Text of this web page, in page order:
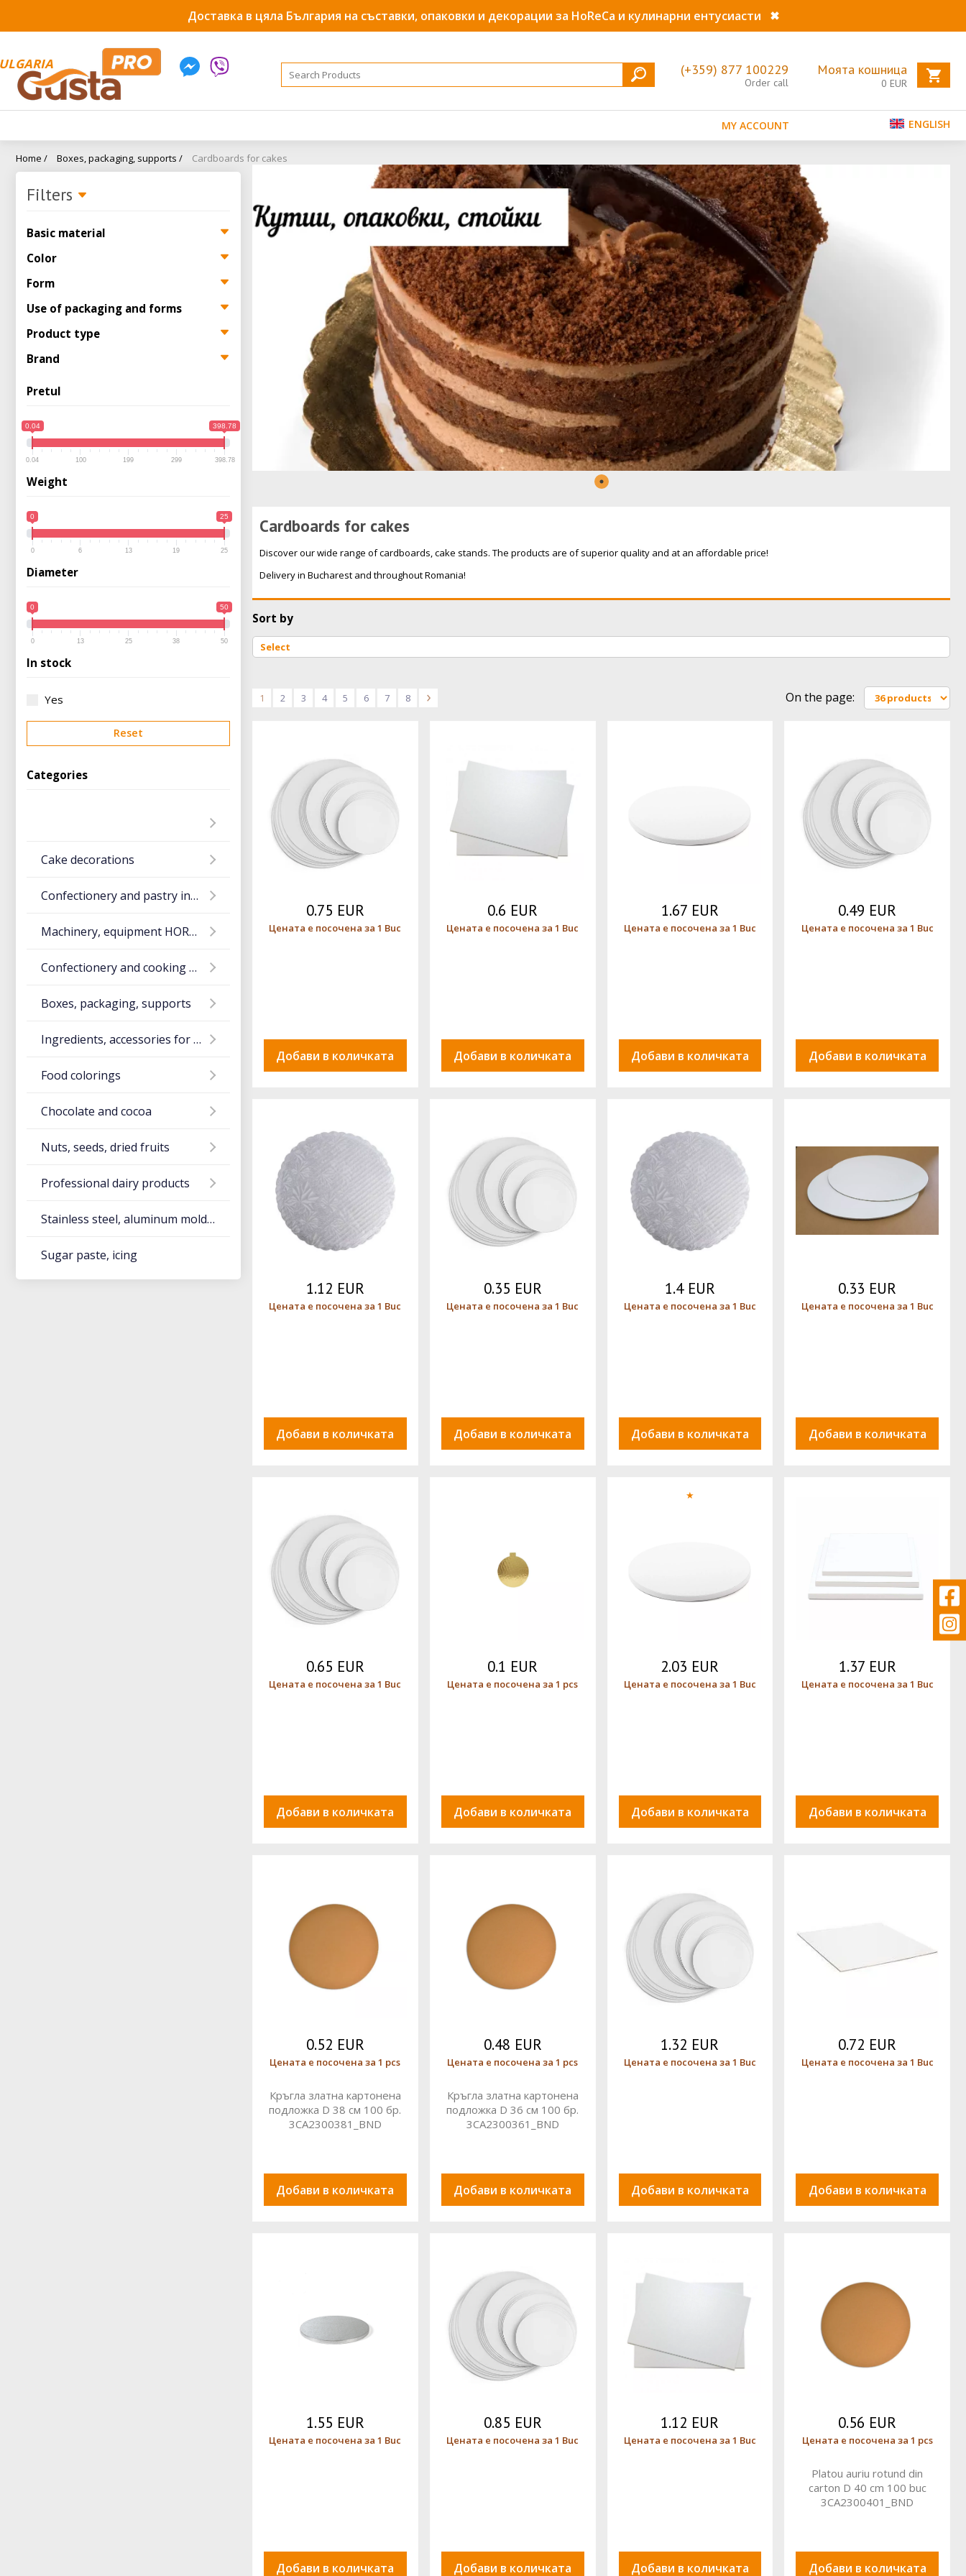
Доставка в цяла България на съставки, опаковки и декорации за HoReCa и кулинарни ентусиасти ✖
Моята кошница
0 EUR
(+359) 877 100229
Order call
MY ACCOUNT ENGLISH
Home / Boxes, packaging, supports / Cardboards for cakes
Filters
Basic material
Color
Form
Use of packaging and forms
Product type
Brand
Pretul
0.04 398.78
0.04 100 199 299 398.78
Weight
0 25
0 6 13 19 25
Diameter
0 50
0 13 25 38 50
In stock
Yes
Reset
Categories
Cake decorations
Confectionery and pastry ingredients
Machinery, equipment HORECA
Confectionery and cooking utensils
Boxes, packaging, supports
Ingredients, accessories for ice cream
Food colorings
Chocolate and cocoa
Nuts, seeds, dried fruits
Professional dairy products
Stainless steel, aluminum molds and utensils
Sugar paste, icing
Cardboards for cakes
Discover our wide range of cardboards, cake stands. The products are of superior quality and at an affordable price!
Delivery in Bucharest and throughout Romania!
Sort by
1 2 3 4 5 6 7 8 > On the page:
0.75 EUR
Цената е посочена за 1 Buc
Добави в количката
0.6 EUR
Цената е посочена за 1 Buc
Добави в количката
1.67 EUR
Цената е посочена за 1 Buc
Добави в количката
0.49 EUR
Цената е посочена за 1 Buc
Добави в количката
1.12 EUR
Цената е посочена за 1 Buc
Добави в количката
0.35 EUR
Цената е посочена за 1 Buc
Добави в количката
1.4 EUR
Цената е посочена за 1 Buc
Добави в количката
0.33 EUR
Цената е посочена за 1 Buc
Добави в количката
0.65 EUR
Цената е посочена за 1 Buc
Добави в количката
0.1 EUR
Цената е посочена за 1 pcs
Добави в количката
★
2.03 EUR
Цената е посочена за 1 Buc
Добави в количката
1.37 EUR
Цената е посочена за 1 Buc
Добави в количката
0.52 EUR
Цената е посочена за 1 pcs
Кръгла златна картонена
подложка D 38 см 100 бр.
3CA2300381_BND
Добави в количката
0.48 EUR
Цената е посочена за 1 pcs
Кръгла златна картонена
подложка D 36 см 100 бр.
3CA2300361_BND
Добави в количката
1.32 EUR
Цената е посочена за 1 Buc
Добави в количката
0.72 EUR
Цената е посочена за 1 Buc
Добави в количката
1.55 EUR
Цената е посочена за 1 Buc
Добави в количката
0.85 EUR
Цената е посочена за 1 Buc
Добави в количката
1.12 EUR
Цената е посочена за 1 Buc
Добави в количката
0.56 EUR
Цената е посочена за 1 pcs
Platou auriu rotund din
carton D 40 cm 100 buc
3CA2300401_BND
Добави в количката